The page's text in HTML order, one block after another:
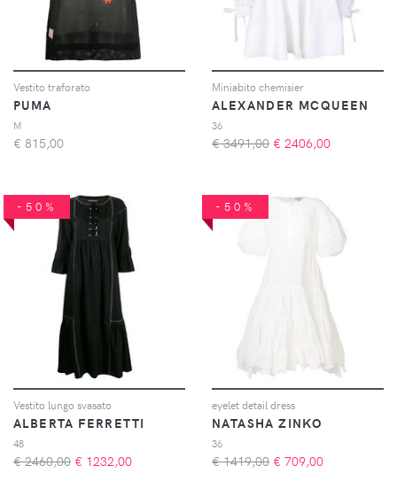
Vestito traforato
PUMA
M
€ 815,00
Miniabito chemisier
ALEXANDER MCQUEEN
36
€ 3491,00 € 2406,00
-50%
Vestito lungo svasato
ALBERTA FERRETTI
48
€ 2460,00 € 1232,00
-50%
eyelet detail dress
NATASHA ZINKO
36
€ 1419,00 € 709,00